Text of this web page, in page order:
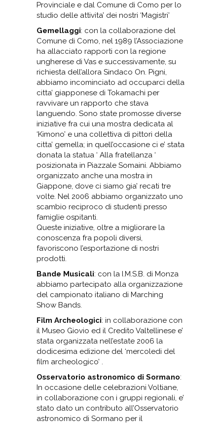
Provinciale e dal Comune di Como per lo
studio delle attivita’ dei nostri ‘Magistri’
Gemellaggi: con la collaborazione del
Comune di Como, nel 1989 l’Associazione
ha allacciato rapporti con la regione
ungherese di Vas e successivamente, su
richiesta dell’allora Sindaco On. Pigni,
abbiamo incominciato ad occuparci della
citta’ giapponese di Tokamachi per
ravvivare un rapporto che stava
languendo. Sono state promosse diverse
iniziative fra cui una mostra dedicata al
‘Kimono’ e una collettiva di pittori della
citta’ gemella; in quell’occasione ci e’ stata
donata la statua ‘ Alla fratellanza ‘
posizionata in Piazzale Somaini. Abbiamo
organizzato anche una mostra in
Giappone, dove ci siamo gia’ recati tre
volte. Nel 2006 abbiamo organizzato uno
scambio reciproco di studenti presso
famiglie ospitanti.
Queste iniziative, oltre a migliorare la
conoscenza fra popoli diversi,
favoriscono l’esportazione di nostri
prodotti.
Bande Musicali: con la I.M.S.B. di Monza
abbiamo partecipato alla organizzazione
del campionato italiano di Marching
Show Bands.
Film Archeologici: in collaborazione con
il Museo Giovio ed il Credito Valtellinese e’
stata organizzata nell’estate 2006 la
dodicesima edizione del ‘mercoledi del
film archeologico’ .
Osservatorio astronomico di Sormano:
In occasione delle celebrazioni Voltiane,
in collaborazione con i gruppi regionali, e’
stato dato un contributo all’Osservatorio
astronomico di Sormano per il